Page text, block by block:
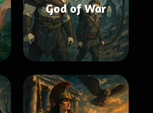
God of War